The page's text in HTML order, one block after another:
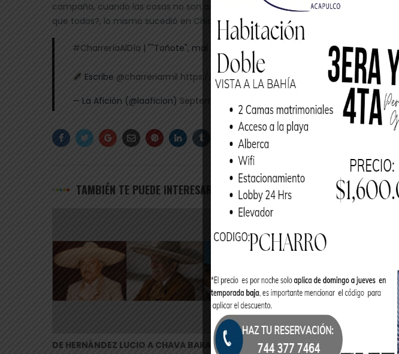
campaña, cuando las cosas no son así; no dudo que existan estados que están a
que todos?, lo mismo sucedió en Chiapas, Puebla y Estado de México, entidades
#CharreríaAlDía | ""Toñote", mal precedente para La Villa y la charrería"
Escribe @charreriarmil https://t.co/l4q9pD7lFM pic.twitter.com/ZjCHFyWvSq
— La Afición (@laaficion) September 12, 2020
TAMBIÉN TE PUEDE INTERESAR
DE HERNÁNDEZ LUCIO A CHAVA BARAJAS